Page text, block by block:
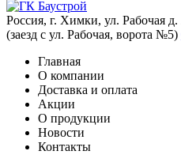
Россия, г. Химки, ул. Рабочая
(заезд с ул. Рабочая, ворота №5)
Главная
О компании
Доставка и оплата
Акции
О продукции
Новости
Контакты